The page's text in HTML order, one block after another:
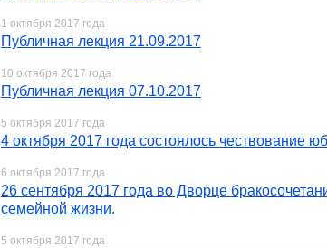
1 октября 2017 года
Публичная лекция 21.09.2017
10 октября 2017 года
Публичная лекция 07.10.2017
5 октября 2017 года
4 октября 2017 года состоялось чествование
6 октября 2017 года
26 сентября 2017 года во Дворце
семейной жизни.
5 октября 2017 года